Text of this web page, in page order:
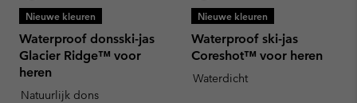
Nieuwe kleuren
Waterproof donsski-jas
Glacier Ridge™ voor
heren
Natuurlijk dons
Nieuwe kleuren
Waterproof ski-jas
Coreshot™ voor heren
Waterdicht